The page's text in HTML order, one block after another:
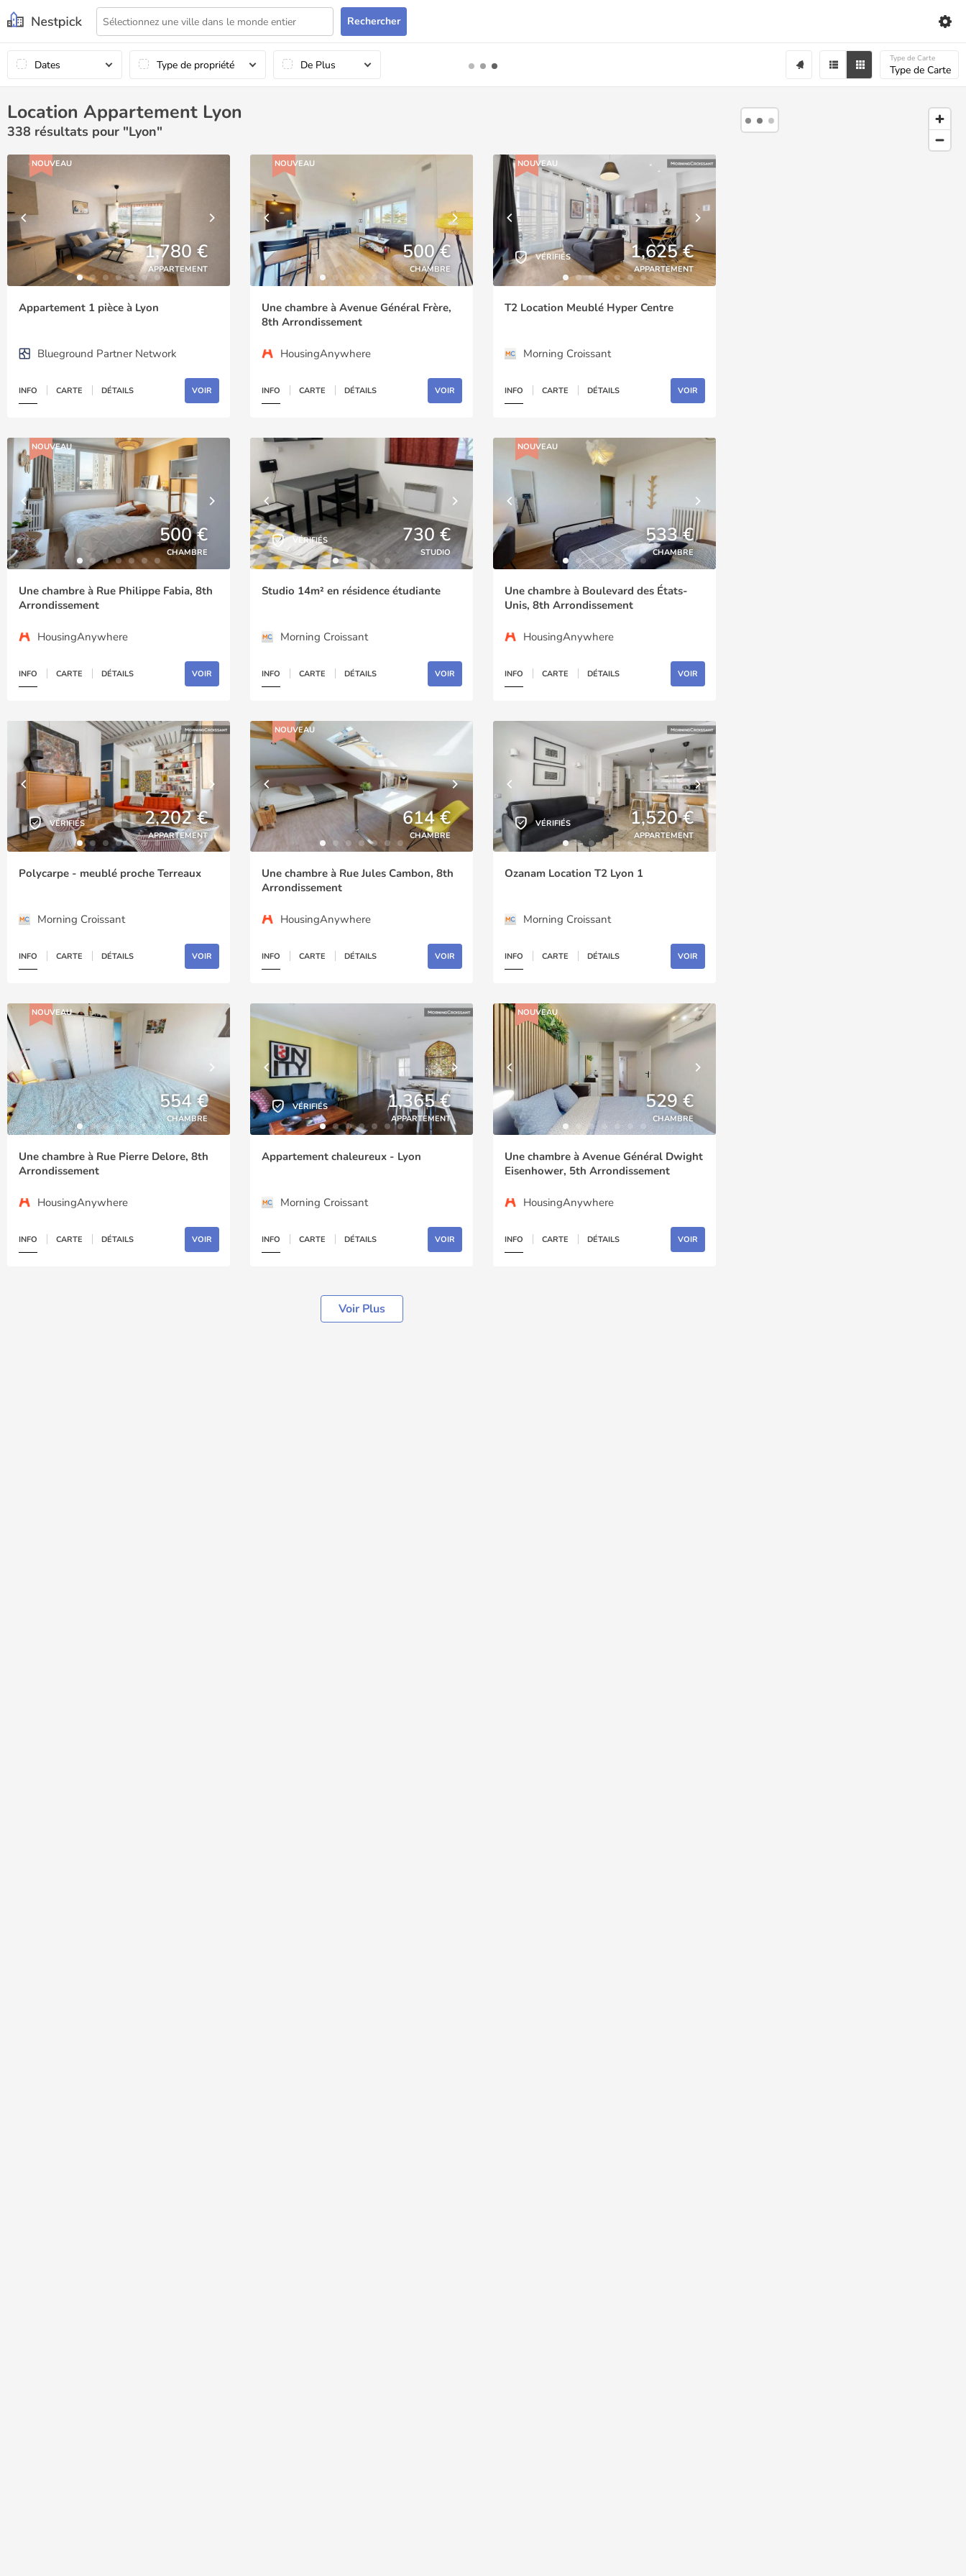
Rechercher
Dates Type de propriété De Plus Type de Carte
Type de Carte
Location Appartement Lyon
338 résultats pour "Lyon"
NOUVEAU
1,780 €
APPARTEMENT
Appartement 1 pièce à Lyon
Blueground Partner Network
INFO CARTE DÉTAILS VOIR
NOUVEAU
500 €
CHAMBRE
Une chambre à Avenue Général Frère,
8th Arrondissement
HousingAnywhere
INFO CARTE DÉTAILS VOIR
NOUVEAU
VÉRIFIÉS 1,625 €
APPARTEMENT
T2 Location Meublé Hyper Centre
Morning Croissant
INFO CARTE DÉTAILS VOIR
NOUVEAU
500 €
CHAMBRE
Une chambre à Rue Philippe Fabia, 8th
Arrondissement
HousingAnywhere
INFO CARTE DÉTAILS VOIR
VÉRIFIÉS 730 €
STUDIO
Studio 14m² en résidence étudiante
Morning Croissant
INFO CARTE DÉTAILS VOIR
NOUVEAU
533 €
CHAMBRE
Une chambre à Boulevard des États-
Unis, 8th Arrondissement
HousingAnywhere
INFO CARTE DÉTAILS VOIR
VÉRIFIÉS 2,202 €
APPARTEMENT
Polycarpe - meublé proche Terreaux
Morning Croissant
INFO CARTE DÉTAILS VOIR
NOUVEAU
614 €
CHAMBRE
Une chambre à Rue Jules Cambon, 8th
Arrondissement
HousingAnywhere
INFO CARTE DÉTAILS VOIR
VÉRIFIÉS 1,520 €
APPARTEMENT
Ozanam Location T2 Lyon 1
Morning Croissant
INFO CARTE DÉTAILS VOIR
NOUVEAU
554 €
CHAMBRE
Une chambre à Rue Pierre Delore, 8th
Arrondissement
HousingAnywhere
INFO CARTE DÉTAILS VOIR
VÉRIFIÉS 1,365 €
APPARTEMENT
Appartement chaleureux - Lyon
Morning Croissant
INFO CARTE DÉTAILS VOIR
NOUVEAU
529 €
CHAMBRE
Une chambre à Avenue Général Dwight
Eisenhower, 5th Arrondissement
HousingAnywhere
INFO CARTE DÉTAILS VOIR
Voir Plus